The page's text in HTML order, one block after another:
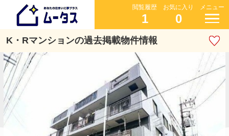
閲覧履歴
1
お気に入り
0
メニュー
K・Rマンションの過去掲載物件情報